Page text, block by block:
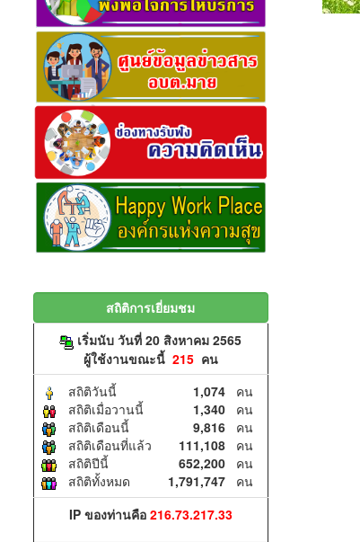
สถิติการเยี่ยมชม
เริ่มนับ วันที่ 20 สิงหาคม 2565
ผู้ใช้งานขณะนี้ 215คน
สถิติวันนี้
1,074คน
สถิติเมื่อวานนี้
1,340คน
สถิติเดือนนี้
9,816คน
สถิติเดือนที่แล้ว
111,108คน
สถิติปีนี้
652,200คน
สถิติทั้งหมด
1,791,747คน
IP ของท่านคือ 216.73.217.33